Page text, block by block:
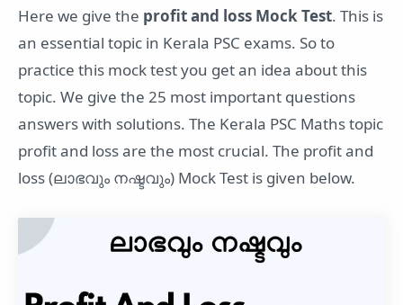
Here we give the profit and loss Mock Test. This is
an essential topic in Kerala PSC exams. So to
practice this mock test you get an idea about this
topic. We give the 25 most important questions
answers with solutions. The Kerala PSC Maths topic
profit and loss are the most crucial. The profit and
loss (ലാഭവും നഷ്ടവും) Mock Test is given below.